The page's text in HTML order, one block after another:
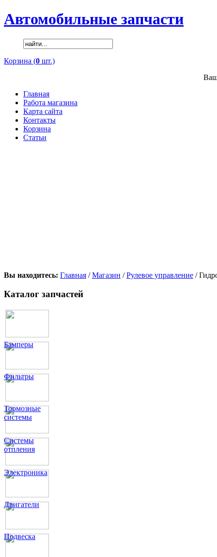
Автомобильные запчасти
Корзина (0 шт.)
Главная
Работа магазина
Карта сайта
Контакты
Корзина
Статьи
Вы находитесь: Главная /Магазин /Рулевое управление /
Каталог запчастей
Бамперы
Фильтры
Тормозные
системы
Системы
отпления
Электроника
Двигатели
Подвеска